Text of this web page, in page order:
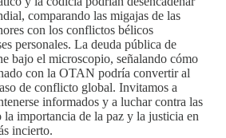
comparando las migajas de las
con los conflictos bélicos
personales. La deuda pública de
bajo el microscopio, señalando cómo
con la OTAN podría convertir al
de conflicto global. Invitamos a
informados y a luchar contra las
importancia de la paz y la justicia en
incierto.